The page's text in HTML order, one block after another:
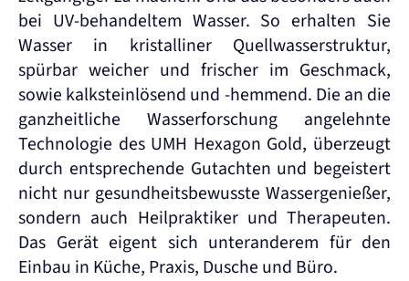
bei UV-behandeltem Wasser. So erhalten Sie
Wasser in kristalliner Quellwasserstruktur,
spürbar weicher und frischer im Geschmack,
sowie kalksteinlösend und -hemmend. Die an die
ganzheitliche Wasserforschung angelehnte
Technologie des UMH Hexagon Gold, überzeugt
durch entsprechende Gutachten und begeistert
nicht nur gesundheitsbewusste Wassergenießer,
sondern auch Heilpraktiker und Therapeuten.
Das Gerät eigent sich unteranderem für den
Einbau in Küche, Praxis, Dusche und Büro.